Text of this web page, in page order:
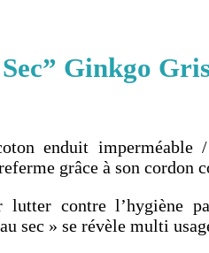
Ginkgo
enduit
grâce à son cordon
contre l’hygiène
sec » se révèle multi